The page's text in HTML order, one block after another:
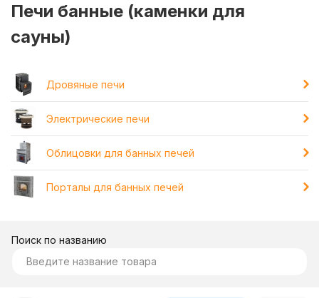
Печи банные (каменки для
сауны)
Дровяные печи
Электрические печи
Облицовки для банных печей
Порталы для банных печей
Поиск по названию